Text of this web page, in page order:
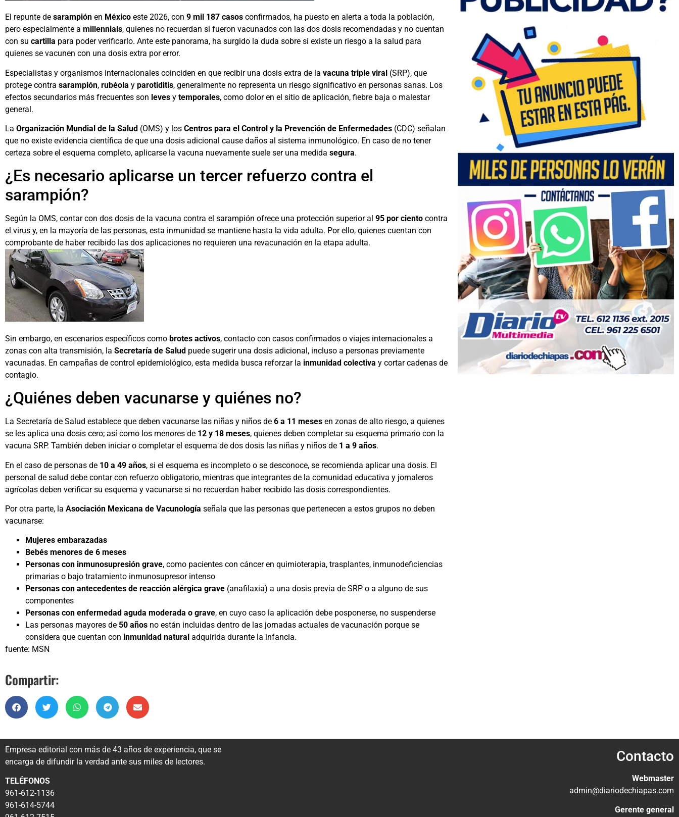
El repunte de sarampión en México este 2026, con 9 mil 187 casos confirmados, ha puesto en alerta a toda la población,
pero especialmente a millennials, quienes no recuerdan si fueron vacunados con las dos dosis recomendadas y no cuentan
con su cartilla para poder verificarlo. Ante este panorama, ha surgido la duda sobre si existe un riesgo a la salud para
quienes se vacunen con una dosis extra por error.
Especialistas y organismos internacionales coinciden en que recibir una dosis extra de la vacuna triple viral (SRP), que
protege contra sarampión, rubéola y parotiditis, generalmente no representa un riesgo significativo en personas sanas. Los
efectos secundarios más frecuentes son leves y temporales, como dolor en el sitio de aplicación, fiebre baja o malestar
general.
La Organización Mundial de la Salud (OMS) y los Centros para el Control y la Prevención de Enfermedades (CDC) señalan
que no existe evidencia científica de que una dosis adicional cause daños al sistema inmunológico. En caso de no tener
certeza sobre el esquema completo, aplicarse la vacuna nuevamente suele ser una medida segura.
¿Es necesario aplicarse un tercer refuerzo contra el
sarampión?
Según la OMS, contar con dos dosis de la vacuna contra el sarampión ofrece una protección superior al 95 por ciento contra
el virus y, en la mayoría de las personas, esta inmunidad se mantiene hasta la vida adulta. Por ello, quienes cuentan con
comprobante de haber recibido las dos aplicaciones no requieren una revacunación en la etapa adulta.
Sin embargo, en escenarios específicos como brotes activos, contacto con casos confirmados o viajes internacionales a
zonas con alta transmisión, la Secretaría de Salud puede sugerir una dosis adicional, incluso a personas previamente
vacunadas. En campañas de control epidemiológico, esta medida busca reforzar la inmunidad colectiva y cortar cadenas de
contagio.
¿Quiénes deben vacunarse y quiénes no?
La Secretaría de Salud establece que deben vacunarse las niñas y niños de 6 a 11 meses en zonas de alto riesgo, a quienes
se les aplica una dosis cero; así como los menores de 12 y 18 meses, quienes deben completar su esquema primario con la
vacuna SRP. También deben iniciar o completar el esquema de dos dosis las niñas y niños de 1 a 9 años.
En el caso de personas de 10 a 49 años, si el esquema es incompleto o se desconoce, se recomienda aplicar una dosis. El
personal de salud debe contar con refuerzo obligatorio, mientras que integrantes de la comunidad educativa y jornaleros
agrícolas deben verificar su esquema y vacunarse si no recuerdan haber recibido las dosis correspondientes.
Por otra parte, la Asociación Mexicana de Vacunología señala que las personas que pertenecen a estos grupos no deben
vacunarse:
Mujeres embarazadas
Bebés menores de 6 meses
Personas con inmunosupresión grave, como pacientes con cáncer en quimioterapia, trasplantes, inmunodeficiencias
primarias o bajo tratamiento inmunosupresor intenso
Personas con antecedentes de reacción alérgica grave (anafilaxia) a una dosis previa de SRP o a alguno de sus
componentes
Personas con enfermedad aguda moderada o grave, en cuyo caso la aplicación debe posponerse, no suspenderse
Las personas mayores de 50 años no están incluidas dentro de las jornadas actuales de vacunación porque se
considera que cuentan con inmunidad natural adquirida durante la infancia.
fuente: MSN
Compartir:
Empresa editorial con más de 43 años de experiencia, que se
encarga de difundir la verdad ante sus miles de lectores.
TELÉFONOS
961-612-1136
961-614-5744
Contacto
Webmaster
admin@diariodechiapas.com
Gerente general